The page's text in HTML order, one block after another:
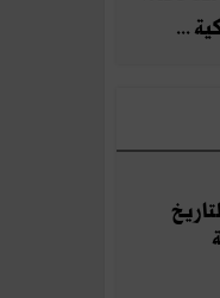
...